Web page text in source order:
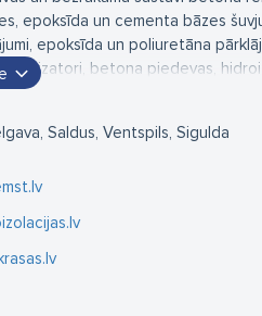
epoksīda un cementa bāzes
epoksīda un poliuretāna
betona piedevas,
ruļļveida hidroizolācijas
piedāvā, augstākās
valsts mēroga hidrotehnisko
MATERIĀLU SISTĒMAS ir pasaulē
MAPEI S.p.A., kā arī POLYGLASS
aizsargpārklājumus JUNO, kā arī
aizsargpārklājumus.
Saldus, Ventspils, Sigulda